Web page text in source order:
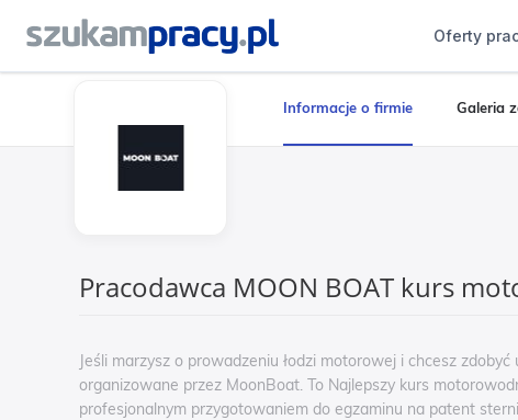
Oferty
Informacje o firmie Galeria
Pracodawca MOON BOAT kurs
Jeśli marzysz o prowadzeniu łodzi motorowej i chcesz
organizowane przez MoonBoat. To Najlepszy kurs
profesjonalnym przygotowaniem do egzaminu na patent